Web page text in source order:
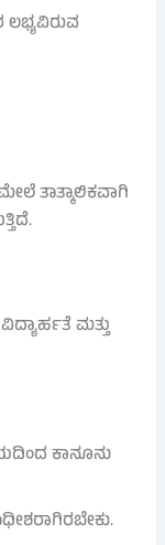
ತಾತ್ಕಾಲಿಕವಾಗಿ
ಮತ್ತು
ಕಾನೂನು